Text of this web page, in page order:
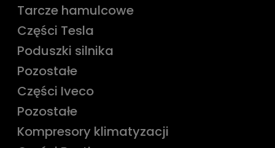
Tarcze hamulcowe
Części Tesla
Poduszki silnika
Pozostałe
Części Iveco
Pozostałe
Kompresory klimatyzacji